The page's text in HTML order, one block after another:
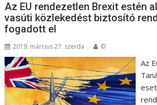
Az EU rendezetlen Brexit estén
vasúti közlekedést biztosító
fogadott el
2019. március 27. szerda ©
Az